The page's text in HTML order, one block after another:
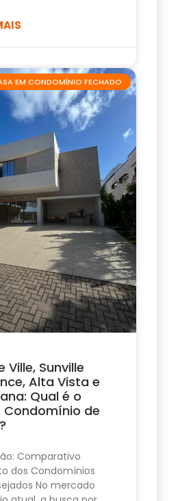
EM CONDOMÍNIO FECHADO
Ville, Sunville
Alta Vista e
Qual é o
Condomínio de
Comparativo
dos Condomínios
No mercado